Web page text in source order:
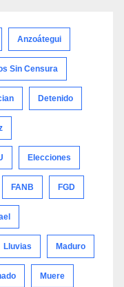
Anzoátegui
Sin Censura
Detenido
Elecciones
FANB FGD
Lluvias Maduro
Muere